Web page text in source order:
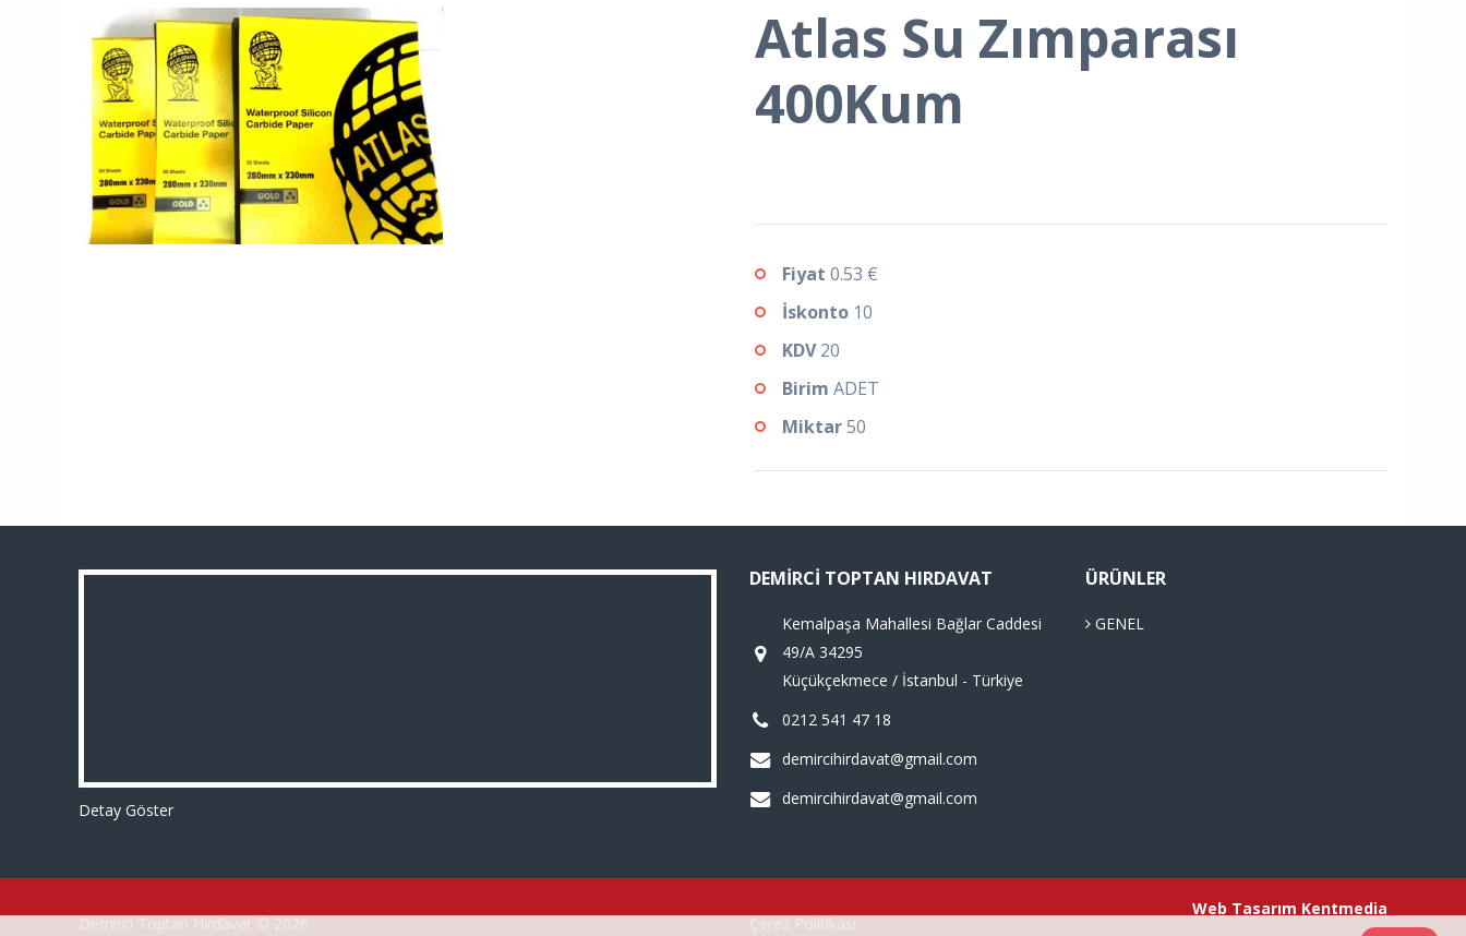
Atlas Su Zımparası
400Kum
Fiyat 0.53 €
İskonto 10
KDV20
Birim ADET
Miktar50
Detay Göster
DEMIRCI TOPTAN HIRDAVAT
Kemalpaşa Mahallesi Bağlar Caddesi
49/A 34295
Küçükçekmece / İstanbul - Türkiye
0212 541 47 18
demircihirdavat@gmail.com
demircihirdavat@gmail.com
ÜRÜNLER
GENEL
Web Tasarım Kentmedia